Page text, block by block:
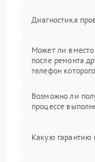
Диагностика
Может ли вместо
после ремонта
телефон
Возможно ли
процессе
Какую гарантию